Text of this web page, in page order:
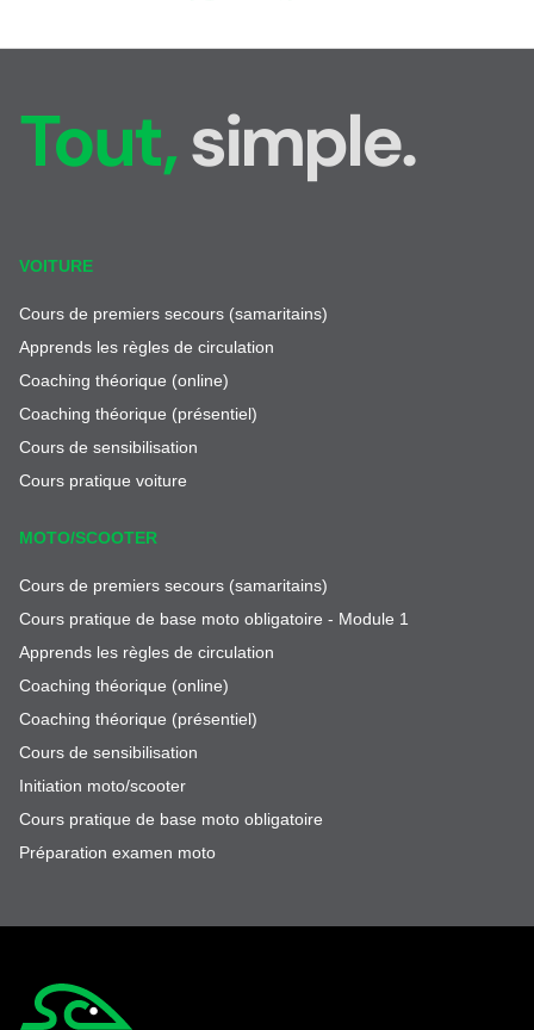
Tout,simple.
VOITURE
Cours de premiers secours (samaritains)
Apprends les règles de circulation
Coaching théorique (online)
Coaching théorique (présentiel)
Cours de sensibilisation
Cours pratique voiture
MOTO/SCOOTER
Cours de premiers secours (samaritains)
Cours pratique de base moto obligatoire - Module 1
Apprends les règles de circulation
Coaching théorique (online)
Coaching théorique (présentiel)
Cours de sensibilisation
Initiation moto/scooter
Cours pratique de base moto obligatoire
Préparation examen moto